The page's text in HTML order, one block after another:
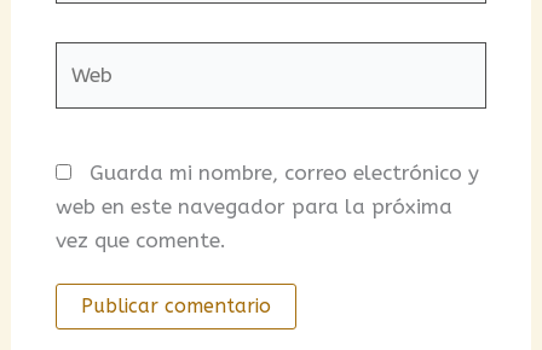
Guarda mi nombre, correo electrónico y
web en este navegador para la próxima
vez que comente.